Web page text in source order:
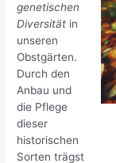
genetischen
Diversität in
unseren
Obstgärten.
Durch den
Anbau und
die Pflege
dieser
historischen
Sorten trägst